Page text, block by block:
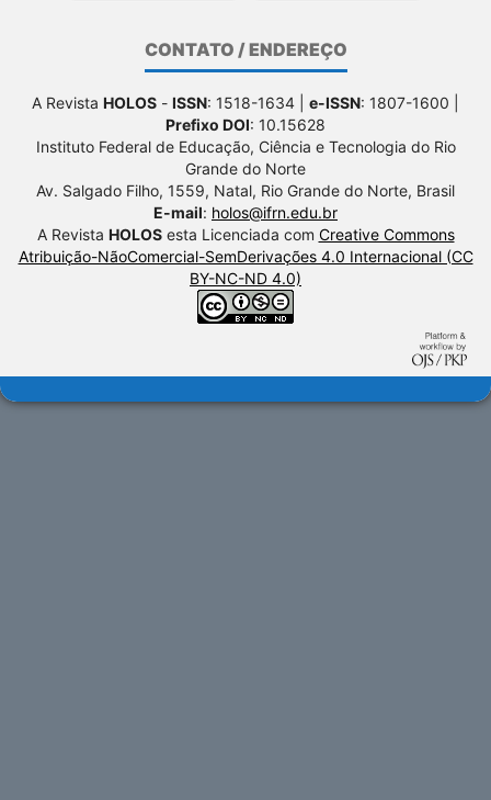
CONTATO / ENDEREÇO
A Revista HOLOS - ISSN: 1518-1634 | e-ISSN: 1807-1600 |
Prefixo DOI: 10.15628
Instituto Federal de Educação, Ciência e Tecnologia do Rio
Grande do Norte
Av. Salgado Filho, 1559, Natal, Rio Grande do Norte, Brasil
E-mail: holos@ifrn.edu.br
A Revista HOLOSesta Licenciada com Creative Commons
Atribuição-NãoComercial-SemDerivações 4.0 Internacional (CC
BY-NC-ND 4.0)